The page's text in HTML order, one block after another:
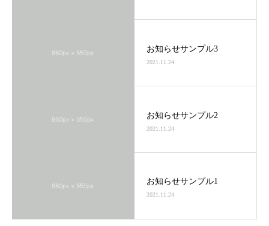
お知らせサンプル3
2021.11.24
お知らせサンプル2
2021.11.24
お知らせサンプル1
2021.11.24